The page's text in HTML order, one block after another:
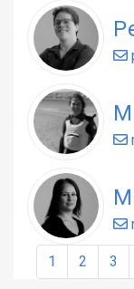
Page navigation
Page
1 Page
2 3